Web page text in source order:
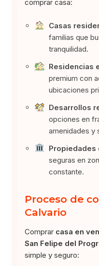
comprar casa:
Casas
familias que
tranquilidad.
Residencias
premium con
ubicaciones
Desarrollos
opciones en
amenidades y
Propiedades
seguras en
constante.
Proceso de
Calvario
Comprar casa en
San Felipe del
simple y seguro: